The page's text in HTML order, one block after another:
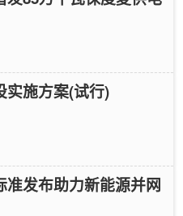
实施方案(试行)
发布助力新能源并网